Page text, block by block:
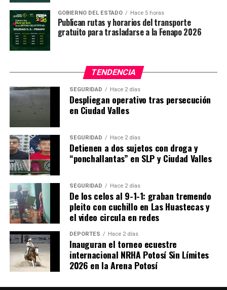
GOBIERNO DEL ESTADO Hace 5 horas
Publican rutas y horarios del transporte
gratuito para trasladarse a la Fenapo 2026
TENDENCIA
SEGURIDAD Hace 2 días
Despliegan operativo tras persecución
en Ciudad Valles
SEGURIDAD Hace 2 días
Detienen a dos sujetos con droga y
“ponchallantas” en SLP y Ciudad Valles
SEGURIDAD Hace 2 días
De los celos al 9-1-1: graban tremendo
pleito con cuchillo en Las Huastecas y
el video circula en redes
DEPORTES Hace 2 días
Inauguran el torneo ecuestre
internacional NRHA Potosí Sin Límites
2026 en la Arena Potosí